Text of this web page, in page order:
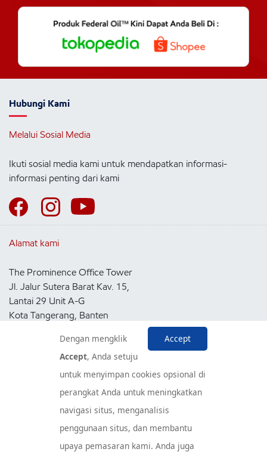
Hubungi Kami
Melalui Sosial Media
Ikuti sosial media kami untuk mendapatkan informasi-
informasi penting dari kami
Alamat kami
The Prominence Office Tower
Jl. Jalur Sutera Barat Kav. 15,
Lantai 29 Unit A-G
Kota Tangerang, Banten
Pusat Layanan Konsumen
Accept
Dengan mengklik
Accept, Anda setuju
untuk menyimpan cookies opsional di
perangkat Anda untuk meningkatkan
navigasi situs, menganalisis
penggunaan situs, dan membantu
upaya pemasaran kami. Anda juga